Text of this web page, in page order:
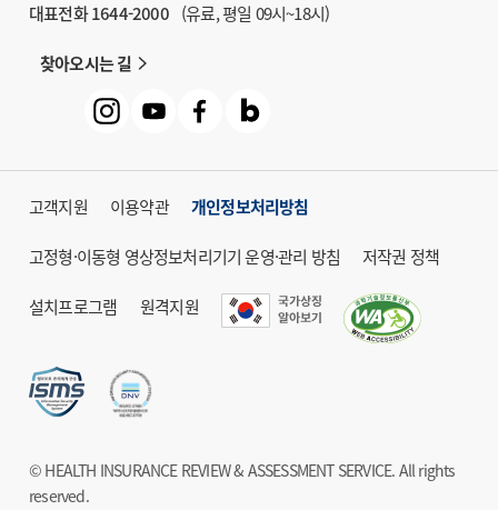
대표전화 1644-2000 (유료, 평일 09시~18시)
찾아오시는 길
고객지원 이용약관 개인정보처리방침
고정형·이동형 영상정보처리기기 운영·관리 방침 저작권 정책
설치프로그램 원격지원
© HEALTH INSURANCE REVIEW & ASSESSMENT SERVICE. All rights
reserved.